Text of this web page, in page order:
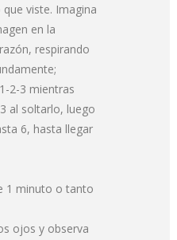
viste. Imagina
en la
respirando
2-3 mientras
al soltarlo, luego
6, hasta llegar
1 minuto o tanto
ojos y observa